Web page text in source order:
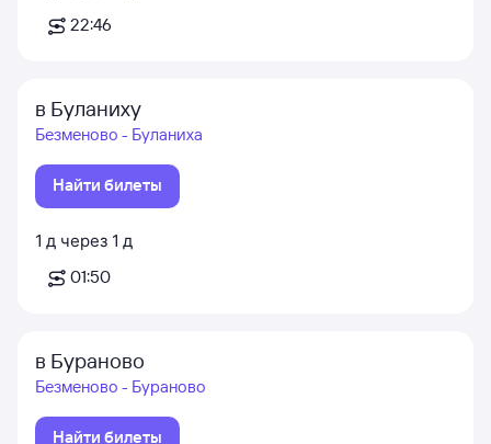
22:46
в Буланиху
Безменово - Буланиха
Найти билеты
1 д через 1 д
01:50
в Бураново
Безменово - Бураново
Найти билеты